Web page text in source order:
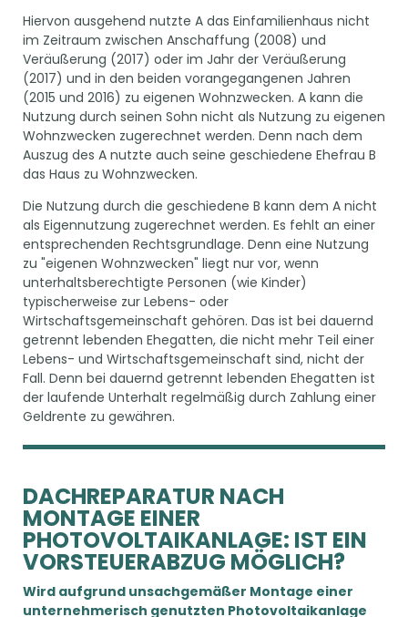
Hiervon ausgehend nutzte A das Einfamilienhaus nicht
im Zeitraum zwischen Anschaffung (2008) und
Veräußerung (2017) oder im Jahr der Veräußerung
(2017) und in den beiden vorangegangenen Jahren
(2015 und 2016) zu eigenen Wohnzwecken. A kann die
Nutzung durch seinen Sohn nicht als Nutzung zu eigenen
Wohnzwecken zugerechnet werden. Denn nach dem
Auszug des A nutzte auch seine geschiedene Ehefrau B
das Haus zu Wohnzwecken.
Die Nutzung durch die geschiedene B kann dem A nicht
als Eigennutzung zugerechnet werden. Es fehlt an einer
entsprechenden Rechtsgrundlage. Denn eine Nutzung
zu "eigenen Wohnzwecken" liegt nur vor, wenn
unterhaltsberechtigte Personen (wie Kinder)
typischerweise zur Lebens- oder
Wirtschaftsgemeinschaft gehören. Das ist bei dauernd
getrennt lebenden Ehegatten, die nicht mehr Teil einer
Lebens- und Wirtschaftsgemeinschaft sind, nicht der
Fall. Denn bei dauernd getrennt lebenden Ehegatten ist
der laufende Unterhalt regelmäßig durch Zahlung einer
Geldrente zu gewähren.
DACHREPARATUR NACH
MONTAGE EINER
PHOTOVOLTAIKANLAGE: IST EIN
VORSTEUERABZUG MÖGLICH?
Wird aufgrund unsachgemäßer Montage einer
unternehmerisch genutzten Photovoltaikanlage